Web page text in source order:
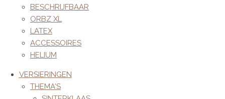
BESCHRIJFBAAR
ORBZ XL
LATEX
ACCESSOIRES
HELIUM
VERSIERINGEN
THEMA'S